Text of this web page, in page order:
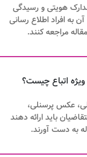
هویتی و رسیدگی
به افراد اطلاع رسانی
مراجعه کنند.
عکس پرسنلی،
باید ارائه دهند
به دست آورند.